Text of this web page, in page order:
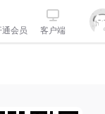
通会员 客户端